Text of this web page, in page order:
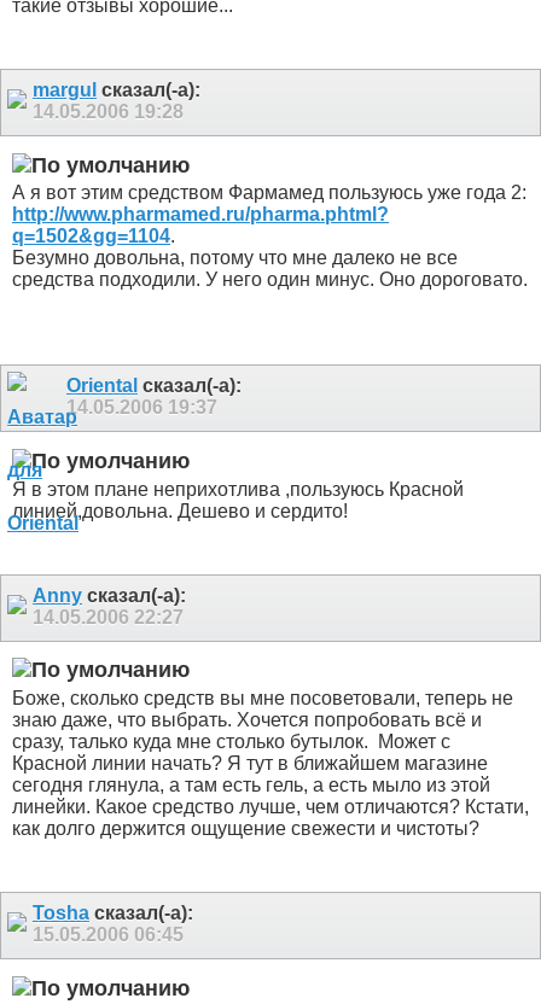
такие отзывы хорошие...
margul сказал(-а):
14.05.2006 19:28
А я вот этим средством Фармамед пользуюсь уже года 2:
http://www.pharmamed.ru/pharma.phtml?
q=1502&gg=1104.
Безумно довольна, потому что мне далеко не все
средства подходили. У него один минус. Оно дороговато.
Oriental сказал(-а):
14.05.2006 19:37
Я в этом плане неприхотлива ,пользуюсь Красной
линией,довольна. Дешево и сердито!
Anny сказал(-а):
14.05.2006 22:27
Боже, сколько средств вы мне посоветовали, теперь не
знаю даже, что выбрать. Хочется попробовать всё и
сразу, талько куда мне столько бутылок.
Может с
Красной линии начать? Я тут в ближайшем магазине
сегодня глянула, а там есть гель, а есть мыло из этой
линейки. Какое средство лучше, чем отличаются? Кстати,
как долго держится ощущение свежести и чистоты?
Tosha сказал(-а):
15.05.2006 06:45